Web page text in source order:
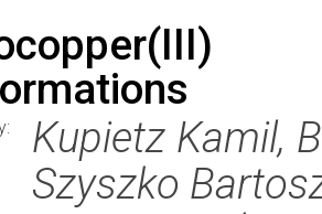
Kupietz Kamil,
Szyszko